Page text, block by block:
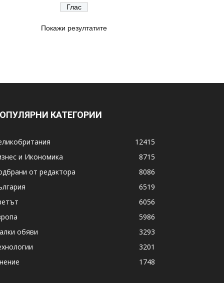
Покажи резултатите
КАТЕГОРИИ
12415
и Икономика
8715
от редактора
8086
6519
6056
5986
обяви
3293
3201
1748